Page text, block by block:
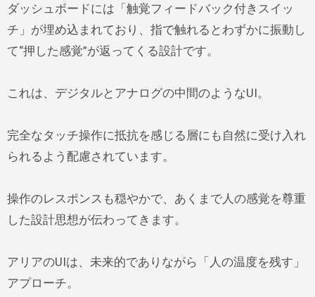
ダッシュボードには「触覚フィードバック付きスイッ
チ」が埋め込まれており、指で触れるとわずかに振動し
て“押した感覚”が返ってくる設計です。
これは、デジタルとアナログの中間のようなUI。
完全なタッチ操作に抵抗を感じる層にも自然に受け入れ
られるよう配慮されています。
操作のレスポンスも穏やかで、あくまで人の感覚を尊重
した設計思想が伝わってきます。
アリアのUIは、未来的でありながら「人の温度を残す」
アプローチ。